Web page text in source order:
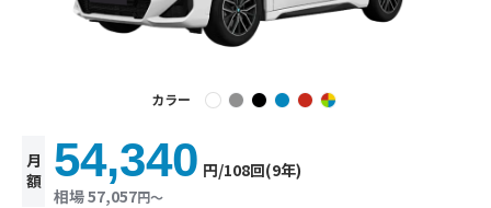
カラー
月
額
相場 57,057円〜
54,340 円/108回(9年)